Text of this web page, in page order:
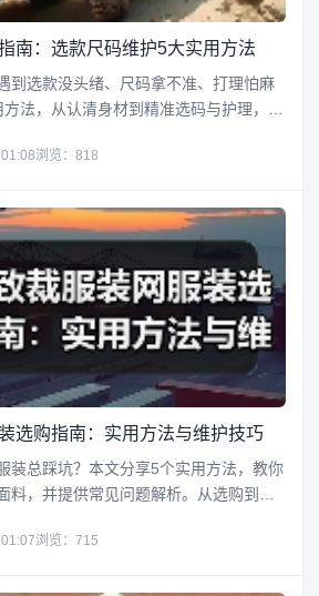
南：选款尺码维护5大实用方法
到选款没头绪、尺码拿不准、打理怕麻
法，从认清身材到精准选码与护理，助
题，高效避坑。立即查看完整解析。
浏览：818
选购指南：实用方法与维护技巧
装总踩坑？本文分享5个实用方法，教你
料，并提供常见问题解析。从选购到保
所有困惑，轻松穿出高级感。立即查看
浏览：715